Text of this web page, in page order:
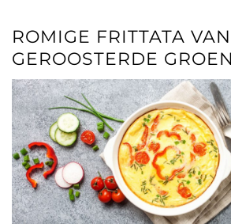
ROMIGE FRITTATA VAN
GEROOSTERDE